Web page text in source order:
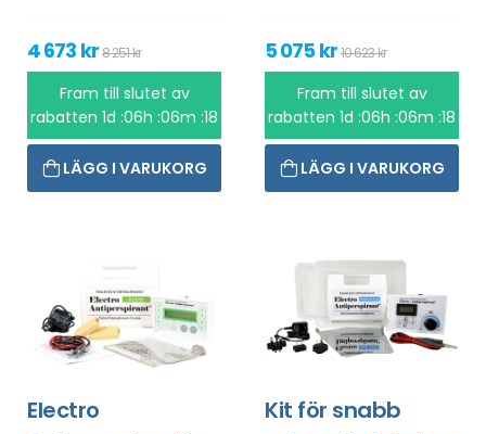
4 673 kr8 251 kr
Fram till slutet av
rabatten 1d :06h :06m :18
LÄGG I VARUKORG
5 075 kr10 623 kr
Fram till slutet av
rabatten 1d :06h :06m :18
LÄGG I VARUKORG
Electro
Kit för snabb